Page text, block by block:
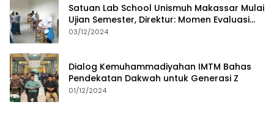
Satuan Lab School Unismuh Makassar Mulai
Ujian Semester, Direktur: Momen Evaluasi
Proses Pembelajaran
03/12/2024
Dialog Kemuhammadiyahan IMTM Bahas
Pendekatan Dakwah untuk Generasi Z
01/12/2024